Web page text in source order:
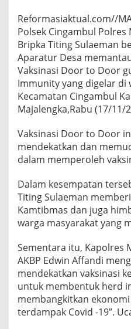
Reformasiaktual.com//
Polsek Cingambul Polres
Bripka Titing Sulaeman
Aparatur Desa
Vaksinasi Door to Door
Immunity yang digelar di
Kecamatan Cingambul
Majalengka,Rabu (17/11/
Vaksinasi Door to Door
mendekatkan dan
dalam memperoleh
Dalam kesempatan
Titing Sulaeman
Kamtibmas dan juga
warga masyarakat yang
Sementara itu, Kapolres
AKBP Edwin Affandi
mendekatkan vaksinasi
untuk membentuk herd
membangkitkan
terdampak Covid -19”.